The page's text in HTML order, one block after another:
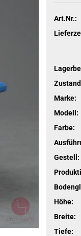
Art.Nr.:
Marke:
Modell:
Farbe:
Gestell:
Höhe:
Breite:
Tiefe: